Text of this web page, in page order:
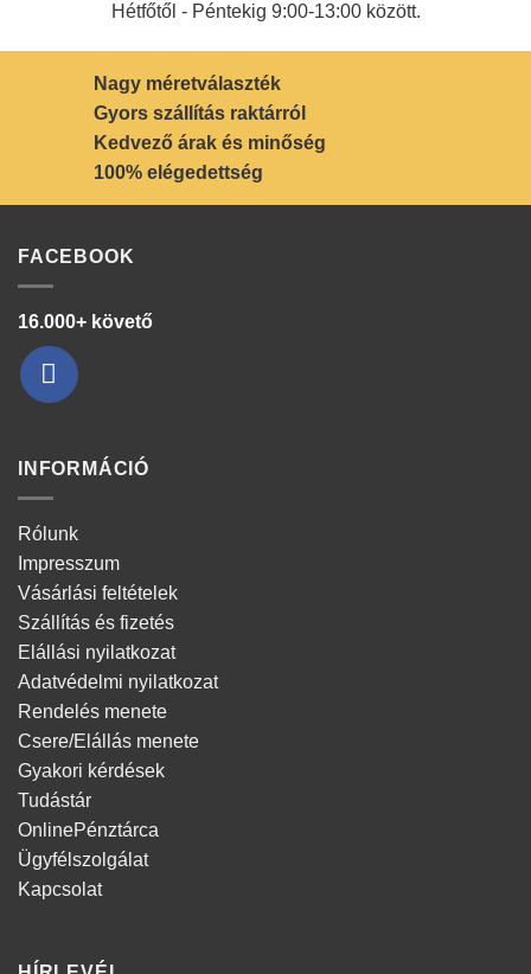
Hétfőtől - Péntekig 9:00-13:00 között.
Nagy méretválaszték
Gyors szállítás raktárról
Kedvező árak és minőség
100% elégedettség
FACEBOOK
16.000+ követő
INFORMÁCIÓ
Rólunk
Impresszum
Vásárlási feltételek
Szállítás és fizetés
Elállási nyilatkozat
Adatvédelmi nyilatkozat
Rendelés menete
Csere/Elállás menete
Gyakori kérdések
Tudástár
OnlinePénztárca
Ügyfélszolgálat
Kapcsolat